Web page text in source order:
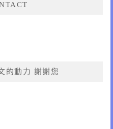
的動力 謝謝您